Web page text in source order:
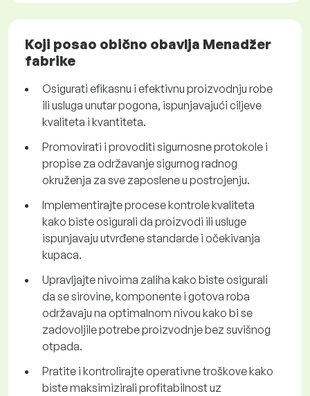
Koji posao obično obavlja Menadžer
fabrike
Osigurati efikasnu i efektivnu proizvodnju robe
ili usluga unutar pogona, ispunjavajući ciljeve
kvaliteta i kvantiteta.
Promovirati i provoditi sigurnosne protokole i
propise za održavanje sigurnog radnog
okruženja za sve zaposlene u postrojenju.
Implementirajte procese kontrole kvaliteta
kako biste osigurali da proizvodi ili usluge
ispunjavaju utvrđene standarde i očekivanja
kupaca.
Upravljajte nivoima zaliha kako biste osigurali
da se sirovine, komponente i gotova roba
održavaju na optimalnom nivou kako bi se
zadovoljile potrebe proizvodnje bez suvišnog
otpada.
Pratite i kontrolirajte operativne troškove kako
biste maksimizirali profitabilnost uz